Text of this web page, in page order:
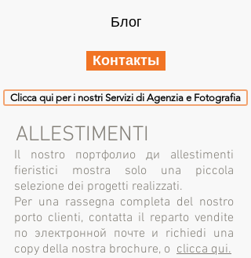
Блог
Контакты
Clicca qui per i nostri Servizi di Agenzia e Fotografia
ALLESTIMENTI
Il nostro портфолио ди allestimenti
fieristici mostra solo una piccola
selezione dei progetti realizzati.
Per una rassegna completa del nostro
porto clienti, contatta il reparto vendite
по электронной почте и richiedi una
copy della nostra brochure, o clicca qui.